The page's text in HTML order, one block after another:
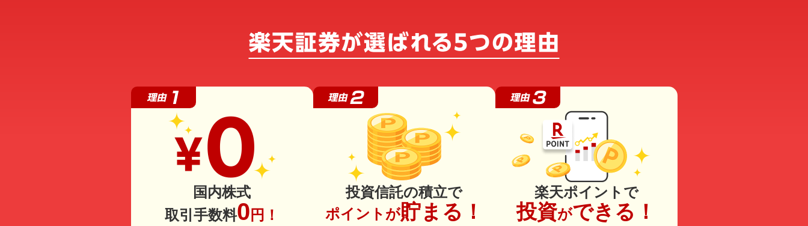
国内株式
取引手数料0 円！
投資信託の積立で
ポイントが貯まる！
楽天ポイントで
投資ができる！